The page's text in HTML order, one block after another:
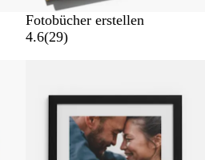
Fotobücher erstellen
4.6(29)